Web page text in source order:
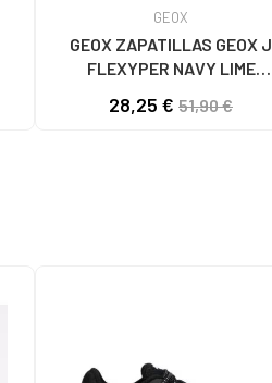
GEOX
GEOX ZAPATILLAS GEOX J
FLEXYPER NAVY LIME
LIME
28,25 € 51,90 €